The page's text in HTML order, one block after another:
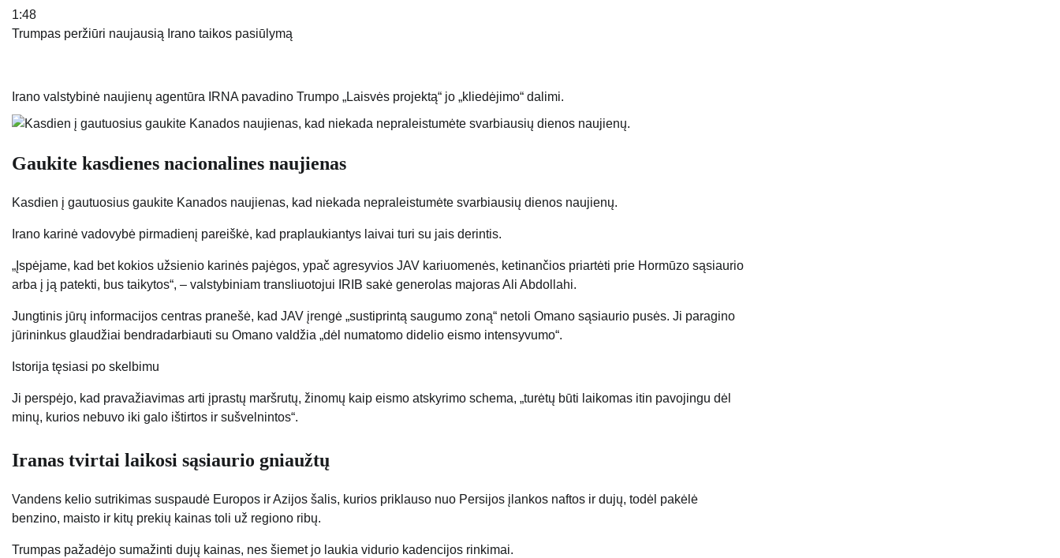
1:48
Trumpas peržiūri naujausią Irano taikos pasiūlymą
Irano valstybinė naujienų agentūra IRNA pavadino Trumpo „Laisvės projektą“ jo „kliedėjimo“ dalimi.
Gaukite kasdienes nacionalines naujienas
Kasdien į gautuosius gaukite Kanados naujienas, kad niekada nepraleistumėte svarbiausių dienos naujienų.
Irano karinė vadovybė pirmadienį pareiškė, kad praplaukiantys laivai turi su jais derintis.
„Įspėjame, kad bet kokios užsienio karinės pajėgos, ypač agresyvios JAV kariuomenės, ketinančios priartėti prie Hormūzo sąsiaurio
arba į ją patekti, bus taikytos“, – valstybiniam transliuotojui IRIB sakė generolas majoras Ali Abdollahi.
Jungtinis jūrų informacijos centras pranešė, kad JAV įrengė „sustiprintą saugumo zoną“ netoli Omano sąsiaurio pusės. Ji paragino
jūrininkus glaudžiai bendradarbiauti su Omano valdžia „dėl numatomo didelio eismo intensyvumo“.
Istorija tęsiasi po skelbimu
Ji perspėjo, kad pravažiavimas arti įprastų maršrutų, žinomų kaip eismo atskyrimo schema, „turėtų būti laikomas itin pavojingu dėl
minų, kurios nebuvo iki galo ištirtos ir sušvelnintos“.
Iranas tvirtai laikosi sąsiaurio gniaužtų
Vandens kelio sutrikimas suspaudė Europos ir Azijos šalis, kurios priklauso nuo Persijos įlankos naftos ir dujų, todėl pakėlė
benzino, maisto ir kitų prekių kainas toli už regiono ribų.
Trumpas pažadėjo sumažinti dujų kainas, nes šiemet jo laukia vidurio kadencijos rinkimai.